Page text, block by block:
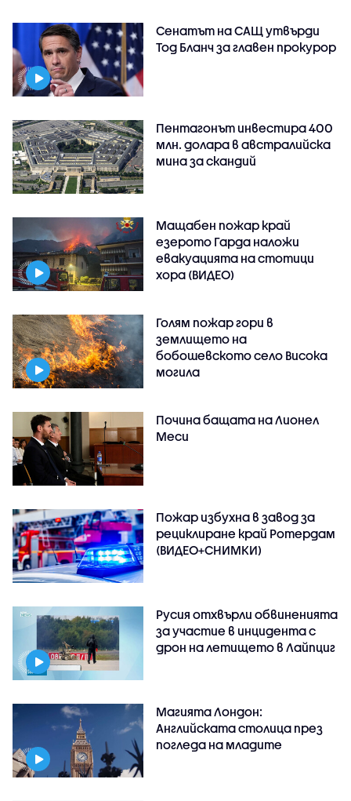
Сенатът на САЩ утвърди
Тод Бланч за главен прокурор
Пентагонът инвестира 400
млн. долара в австралийска
мина за скандий
Мащабен пожар край
езерото Гарда наложи
евакуацията на стотици
хора (ВИДЕО)
Голям пожар гори в
землището на
бобошевското село Висока
могила
Почина бащата на Лионел
Меси
Пожар избухна в завод за
рециклиране край Ротердам
(ВИДЕО+СНИМКИ)
Русия отхвърли обвиненията
за участие в инцидента с
дрон на летището в Лайпциг
Магията Лондон:
Английската столица през
погледа на младите